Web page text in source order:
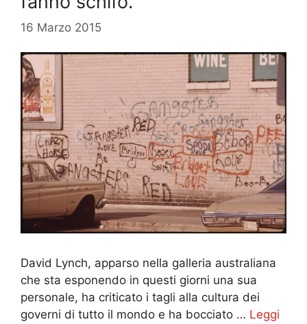
16 Marzo 2015
David Lynch, apparso nella galleria australiana
che sta esponendo in questi giorni una sua
personale, ha criticato i tagli alla cultura dei
governi di tutto il mondo e ha bocciato … Leggi